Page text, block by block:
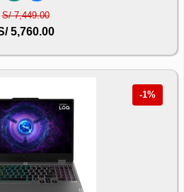
S/ 7,449.00
5,760.00
-1%